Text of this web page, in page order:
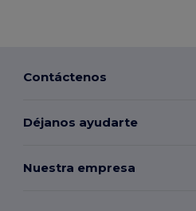
Contáctenos
Déjanos ayudarte
Nuestra empresa